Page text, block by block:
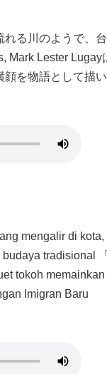
る川のようで、
Mark Lester
を物語として描
mengalir di
budaya tradisional
tokoh
Imigran Baru